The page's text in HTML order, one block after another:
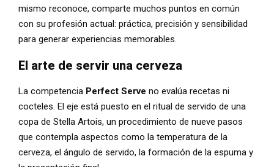
mismo reconoce, comparte muchos puntos en común
con su profesión actual: práctica, precisión y sensibilidad
para generar experiencias memorables.
El arte de servir una cerveza
La competencia Perfect Serve no evalúa recetas ni
cocteles. El eje está puesto en el ritual de servido de una
copa de Stella Artois, un procedimiento de nueve pasos
que contempla aspectos como la temperatura de la
cerveza, el ángulo de servido, la formación de la espuma y